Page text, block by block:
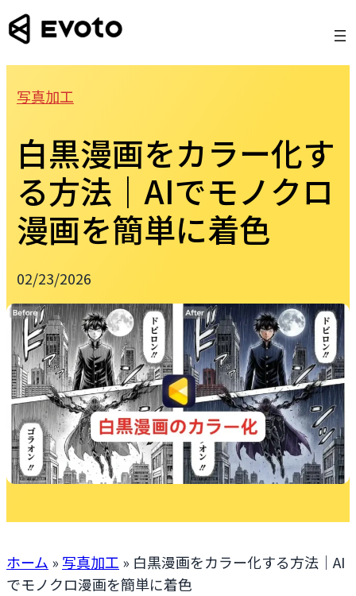
Skip
to
content
写真加工
白黒漫画をカラー化す
る方法｜AIでモノクロ
漫画を簡単に着色
02/23/2026
ホーム » 写真加工 » 白黒漫画をカラー化する方法｜AI
でモノクロ漫画を簡単に着色